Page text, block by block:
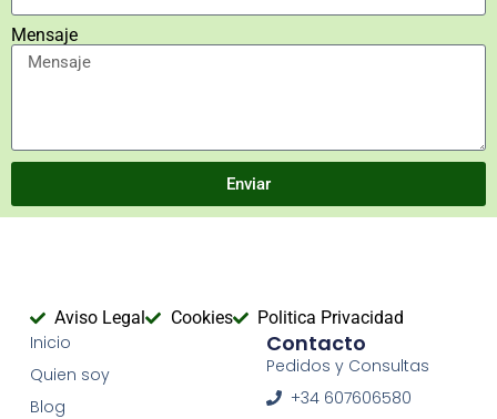
Mensaje
Enviar
Aviso Legal Cookies Politica Privacidad
Inicio
Quien soy
Blog
Contacto
Pedidos y Consultas
+34 607606580